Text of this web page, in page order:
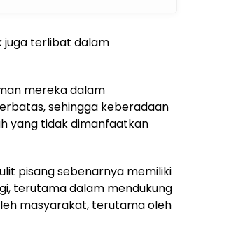
juga terlibat dalam
mereka dalam
sehingga keberadaan
yang tidak dimanfaatkan
pisang sebenarnya memiliki
terutama dalam mendukung
masyarakat, terutama oleh